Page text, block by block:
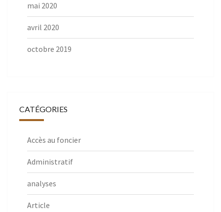
mai 2020
avril 2020
octobre 2019
CATÉGORIES
Accès au foncier
Administratif
analyses
Article